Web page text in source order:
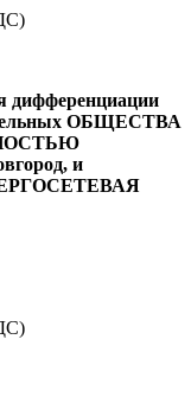
дифференциации
ОБЩЕСТВА
и